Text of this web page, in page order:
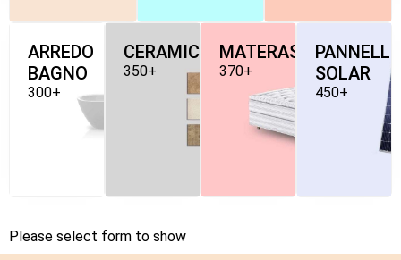
ARREDO
BAGNO
300+
CERAMICHE
350+
MATERASSI
370+
PANNELLI-
SOLAR
450+
Please select form to show